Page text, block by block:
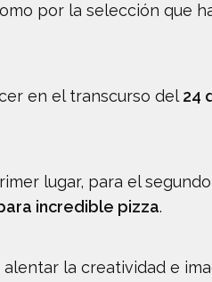
por la selección que
en el transcurso del 24
lugar, para el
incredible pizza.
la creatividad e